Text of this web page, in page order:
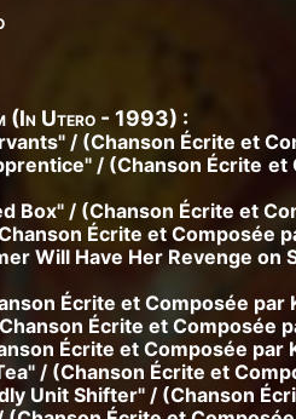
(In Utero - 1993) :
/ (Chanson Écrite et
/ (Chanson Écrite
Box" / (Chanson Écrite et
Écrite et Composée
Will Have Her Revenge
Écrite et Composée
Écrite et Composée
Écrite et Composée par
/ (Chanson Écrite et
Unit Shifter" / (Chanson